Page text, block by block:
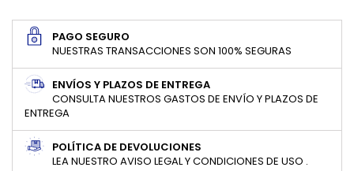
PAGO SEGURO
NUESTRAS TRANSACCIONES SON 100% SEGURAS
ENVÍOS Y PLAZOS DE ENTREGA
CONSULTA NUESTROS GASTOS DE ENVÍO Y PLAZOS DE
ENTREGA
POLÍTICA DE DEVOLUCIONES
LEA NUESTRO AVISO LEGAL Y CONDICIONES DE USO .